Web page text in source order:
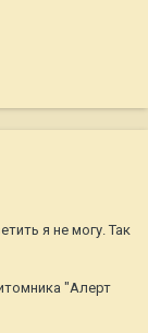
я не могу. Так
"Алерт